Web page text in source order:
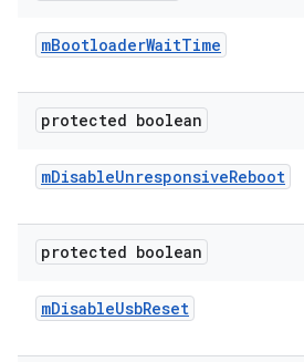
mBootloaderWaitTime
protected boolean
mDisableUnresponsiveReboot
protected boolean
mDisableUsbReset